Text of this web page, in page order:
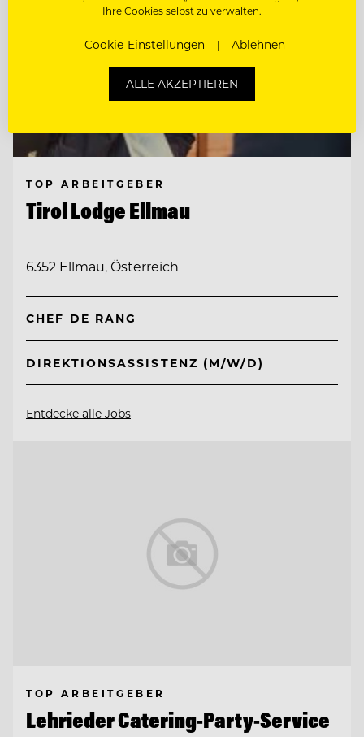
TOP ARBEITGEBER
Tirol Lodge Ellmau
6352 Ellmau, Österreich
CHEF DE RANG
DIREKTIONSASSISTENZ (M/W/D)
Entdecke alle Jobs
TOP ARBEITGEBER
Lehrieder Catering-Party-Service
Ihre Cookies selbst zu verwalten.
Cookie-Einstellungen Ablehnen
ALLE AKZEPTIEREN